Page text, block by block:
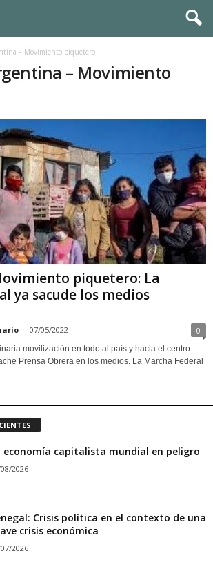
– Movimiento piquetero
– Movimiento
piquetero: La
ya sacude los medios
- 07/05/2022 0
movilización en todo al país y hacia el centro
Prensa Obrera en los medios. La Marcha Federal
economía capitalista mundial en peligro
2026
Crisis política en el contexto de una
crisis económica
2026